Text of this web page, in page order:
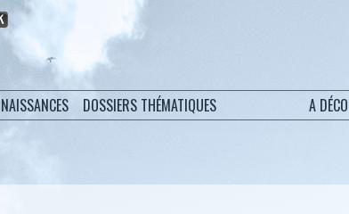
DOSSIERS THÉMATIQUES A